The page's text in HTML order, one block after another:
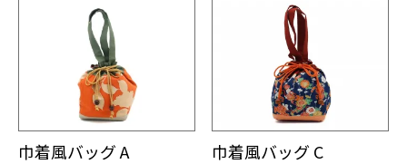
巾着風バッグ A 巾着風バッグ C